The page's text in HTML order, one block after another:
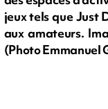
jeux tels que Just
aux amateurs.
(Photo Emmanuel